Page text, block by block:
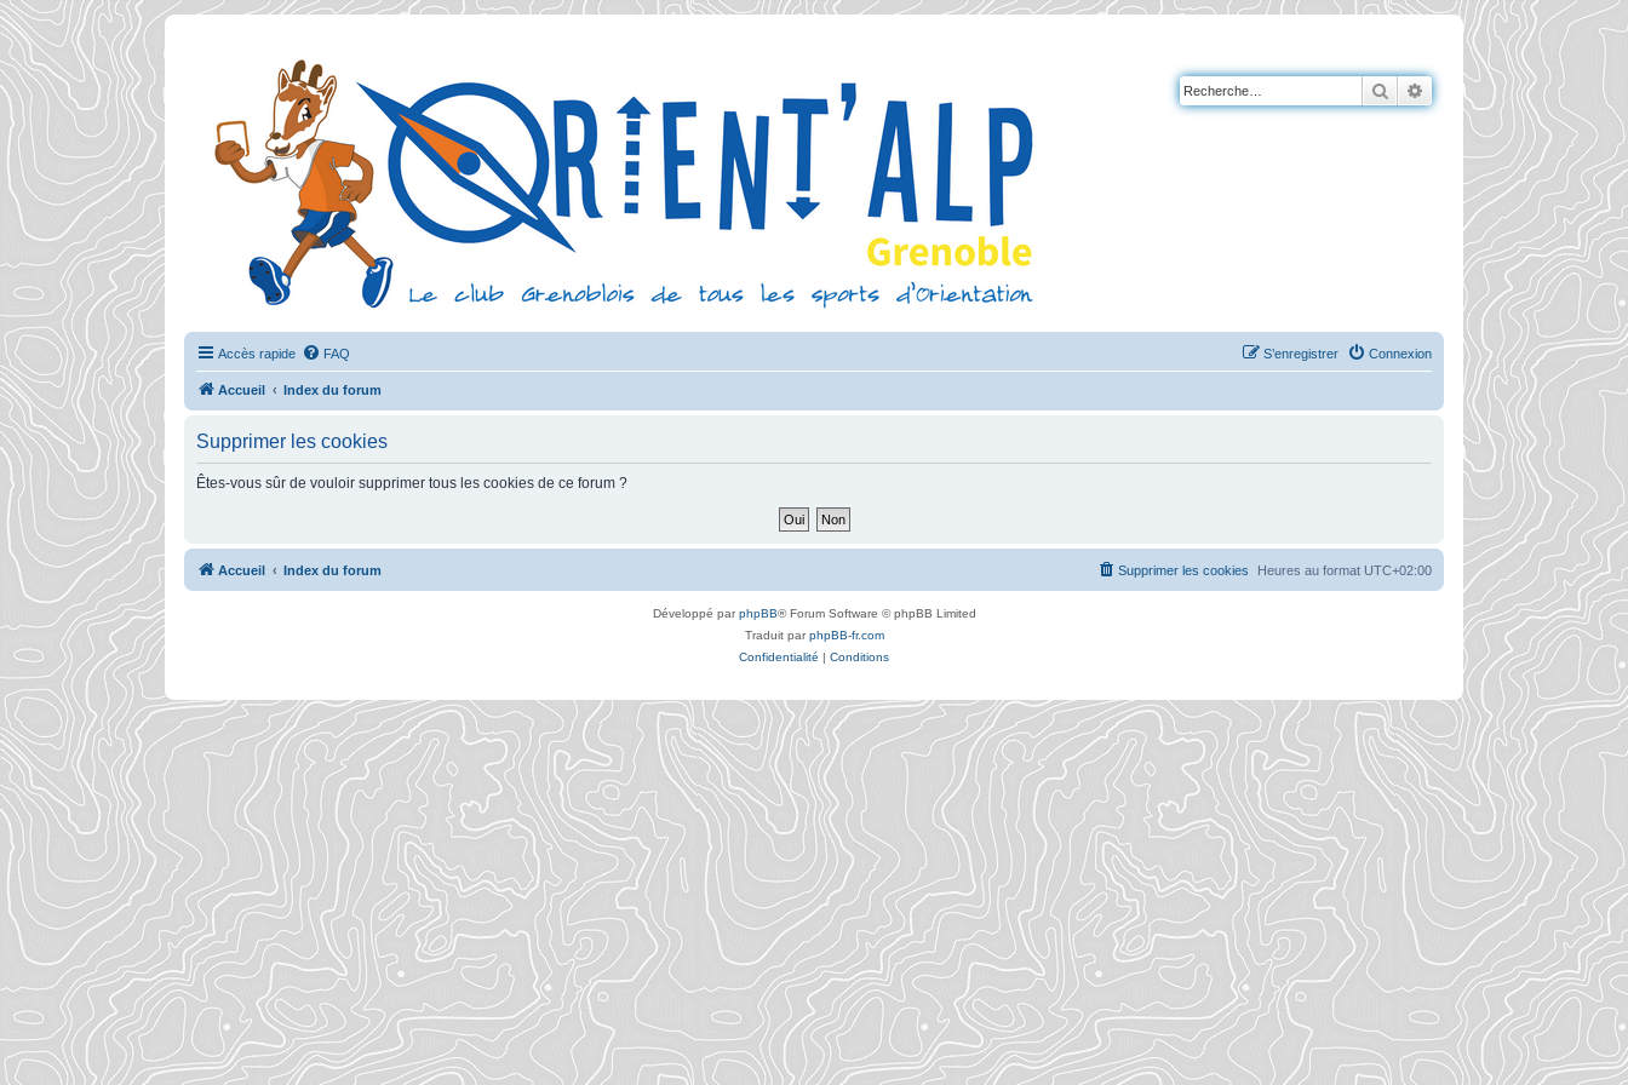
RechercherRecherche avancée
Accès rapide FAQ Connexion
S’enregistrer
Accueil Index du forum
Supprimer les cookies
Êtes-vous sûr de vouloir supprimer tous les cookies de ce forum ?
Accueil Index du forum Heures au format UTC+02:00
Supprimer les cookies
Développé parphpBB® Forum Software © phpBB Limited
Traduit parphpBB-fr.com
Confidentialité | Conditions